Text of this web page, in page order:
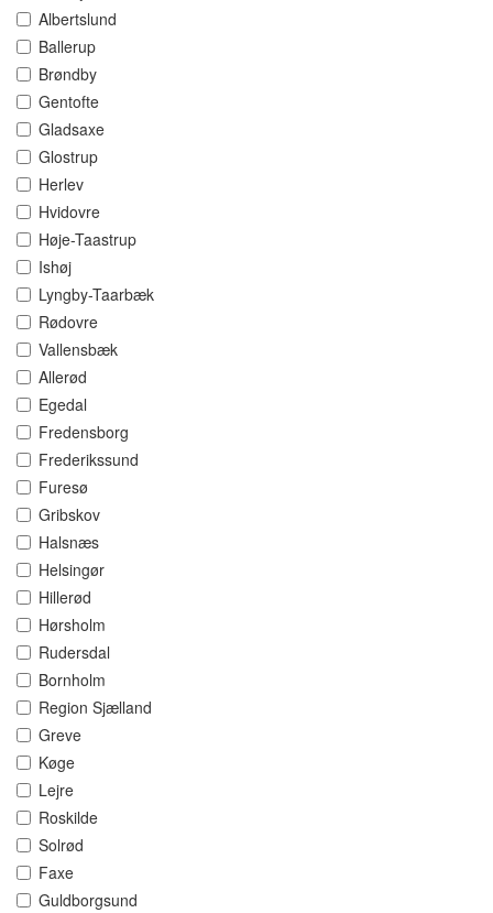
Albertslund
Ballerup
Brøndby
Gentofte
Gladsaxe
Glostrup
Herlev
Hvidovre
Høje-Taastrup
Ishøj
Lyngby-Taarbæk
Rødovre
Vallensbæk
Allerød
Egedal
Fredensborg
Frederikssund
Furesø
Gribskov
Halsnæs
Helsingør
Hillerød
Hørsholm
Rudersdal
Bornholm
Region Sjælland
Greve
Køge
Lejre
Roskilde
Solrød
Faxe
Guldborgsund